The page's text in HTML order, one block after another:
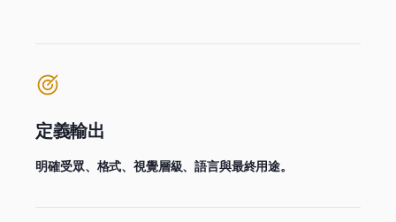
定義輸出
明確受眾、格式、視覺層級、語言與最終用途。